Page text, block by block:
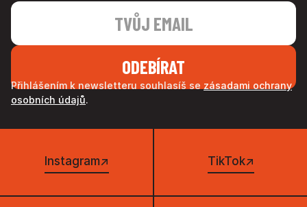
Přihlášením k newsletteru souhlasíš se zásadami ochrany
osobních údajů.
Instagram↗ TikTok↗